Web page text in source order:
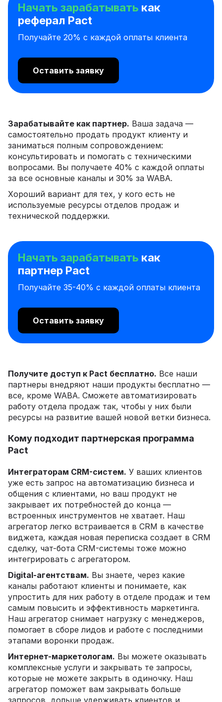
Начать зарабатывать как
реферал Pact
Получайте 20% с каждой оплаты клиента
Оставить заявку
Зарабатывайте как партнер. Ваша задача —
самостоятельно продать продукт клиенту и
заниматься полным сопровождением:
консультировать и помогать с техническими
вопросами. Вы получаете 40% с каждой оплаты
за все основные каналы и 30% за WABA.
Хороший вариант для тех, у кого есть не
используемые ресурсы отделов продаж и
технической поддержки.
Начать зарабатывать как
партнер Pact
Получайте 35-40% с каждой оплаты клиента
Оставить заявку
Получите доступ к Pact бесплатно. Все наши
партнеры внедряют наши продукты бесплатно —
все, кроме WABA. Сможете автоматизировать
работу отдела продаж так, чтобы у них были
ресурсы на развитие вашей новой ветки бизнеса.
Кому подходит партнерская программа
Pact
Интеграторам CRM-систем. У ваших клиентов
уже есть запрос на автоматизацию бизнеса и
общения с клиентами, но ваш продукт не
закрывает их потребностей до конца —
встроенных инструментов не хватает. Наш
агрегатор легко встраивается в CRM в качестве
виджета, каждая новая переписка создает в CRM
сделку, чат-бота CRM-системы тоже можно
интегрировать с агрегатором.
Digital-агентствам. Вы знаете, через какие
каналы работают клиенты и понимаете, как
упростить для них работу в отделе продаж и тем
самым повысить и эффективность маркетинга.
Наш агрегатор снимает нагрузку с менеджеров,
помогает в сборе лидов и работе с последними
этапами воронки продаж.
Интернет-маркетологам. Вы можете оказывать
комплексные услуги и закрывать те запросы,
которые не можете закрыть в одиночку. Наш
агрегатор поможет вам закрывать больше
запросов, дольше удерживать клиентов и